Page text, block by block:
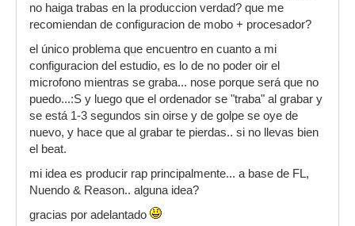
no haiga trabas en la produccion verdad? que me
recomiendan de configuracion de mobo + procesador?
el único problema que encuentro en cuanto a mi
configuracion del estudio, es lo de no poder oir el
microfono mientras se graba... nose porque será que no
puedo...:S y luego que el ordenador se "traba" al grabar y
se está 1-3 segundos sin oirse y de golpe se oye de
nuevo, y hace que al grabar te pierdas.. si no llevas bien
el beat.
mi idea es producir rap principalmente... a base de FL,
Nuendo & Reason.. alguna idea?
gracias por adelantado